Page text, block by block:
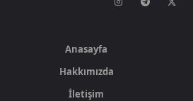
Anasayfa
Hakkımızda
İletişim